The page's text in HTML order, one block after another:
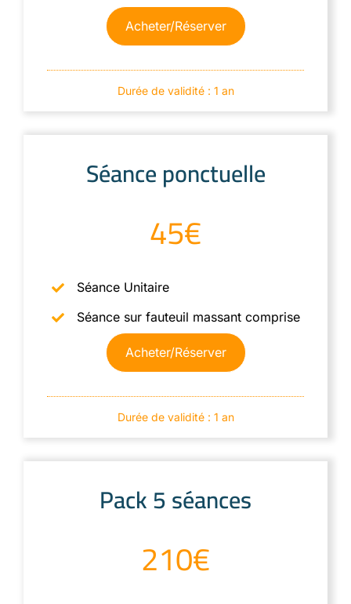
Acheter/Réserver
Durée de validité : 1 an
Séance ponctuelle
45€
Séance Unitaire
Séance sur fauteuil massant comprise
Acheter/Réserver
Durée de validité : 1 an
Pack 5 séances
210€